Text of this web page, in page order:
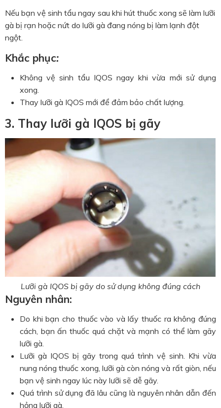
Nếu bạn vệ sinh tẩu ngay sau khi hút thuốc xong sẽ làm lưỡi
gà bị rạn hoặc nứt do lưỡi gà đang nóng bị làm lạnh đột
ngột.
Khắc phục:
Không vệ sinh tẩu IQOS ngay khi vừa mới sử dụng
xong.
Thay lưỡi gà IQOS mới để đảm bảo chất lượng.
3. Thay lưỡi gà IQOS bị gãy
Lưỡi gà IQOS bị gãy do sử dụng không đúng cách
Nguyên nhân:
Do khi bạn cho thuốc vào và lấy thuốc ra không đúng
cách, bạn ấn thuốc quá chặt và mạnh có thể làm gãy
lưỡi gà.
Lưỡi gà IQOS bị gãy trong quá trình vệ sinh. Khi vừa
nung nóng thuốc xong, lưỡi gà còn nóng và rất giòn, nếu
bạn vệ sinh ngay lúc này lưỡi sẽ dễ gãy.
Quá trình sử dụng đã lâu cũng là nguyên nhân dẫn đến
hỏng lưỡi gà.